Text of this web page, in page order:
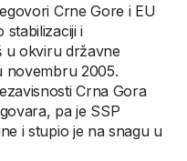
Crne Gore i EU
i
u okviru državne
novembru 2005.
Crna Gora
pa je SSP
i stupio je na snagu u